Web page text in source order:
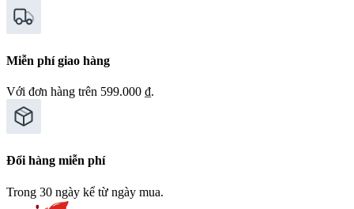
Miễn phí giao hàng
Với đơn hàng trên 599.000 ₫.
Đổi hàng miễn phí
Trong 30 ngày kể từ ngày mua.